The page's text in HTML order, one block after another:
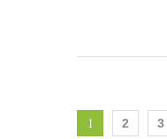
1 2 3